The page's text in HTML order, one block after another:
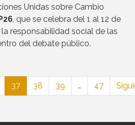
Unidas sobre Cambio
, que se celebra del 1 al 12 de
responsabilidad social de las
del debate público.
37 38 39 … 47